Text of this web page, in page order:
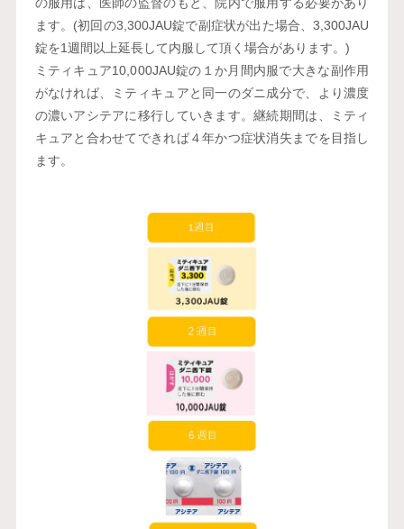
ます。(初回の3,300JAU錠で副症状が出た場合、3,300JAU
錠を1週間以上延長して内服して頂く場合があります。)
ミティキュア10,000JAU錠の１か月間内服で大きな副作用
がなければ、ミティキュアと同一のダニ成分で、より濃度
の濃いアシテアに移行していきます。継続期間は、ミティ
キュアと合わせてできれば４年かつ症状消失までを目指し
ます。